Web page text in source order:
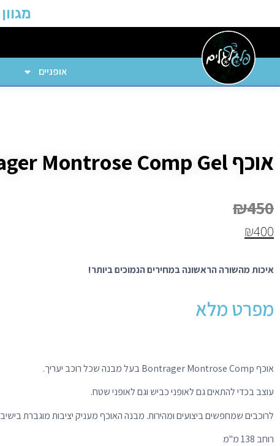
אופניים
אוכף Bontrager Montrose Comp Gel
₪450
₪400
איכות מהשורה הראשונה במחירים הנמוכים ביותר!
מפרט מלא
אוכף Bontrager Montrose Comp בעל מבנה שכל רוכב יעריך.
עוצב בכדי להתאים גם לאופני כביש וגם לאופני שטח.
לרוכבים שמחפשים ביצועים ומהירות. מבנה האוכף מעניק יציבות מוגברת
רוחב 138 מ"מ